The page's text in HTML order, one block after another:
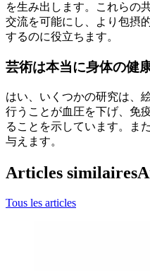
を生み出します。これらの
交流を可能にし、より包摂
するのに役立ちます。
芸術は本当に身体の健
はい、いくつかの研究は、
行うことが血圧を下げ、免
ることを示しています。ま
与えます。
Articles similaires
Tous les articles